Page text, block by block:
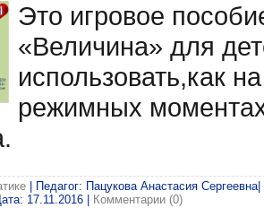
Это игровое
«Величина» для
использовать,как
режимных
| Педагог: Пацукова Анастасия
17.11.2016 Комментарии (0)